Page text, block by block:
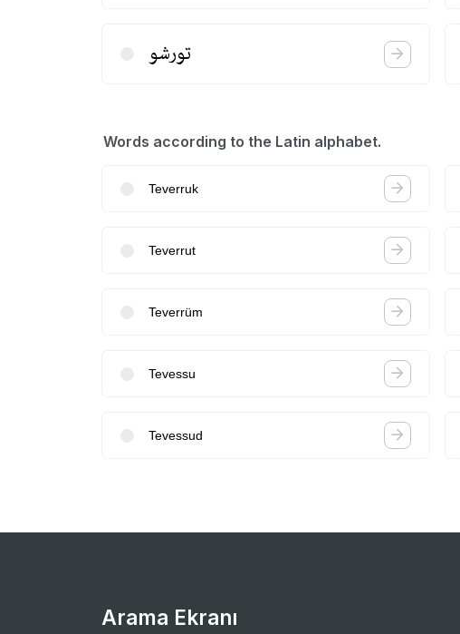
تورشو
Words according to the Latin alphabet.
Teverruk
Teverrut
Teverrüm
Tevessu
Tevessud
Arama Ekranı